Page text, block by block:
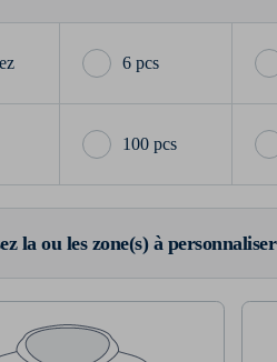
6 pcs
100 pcs
la ou les zone(s) à personnaliser